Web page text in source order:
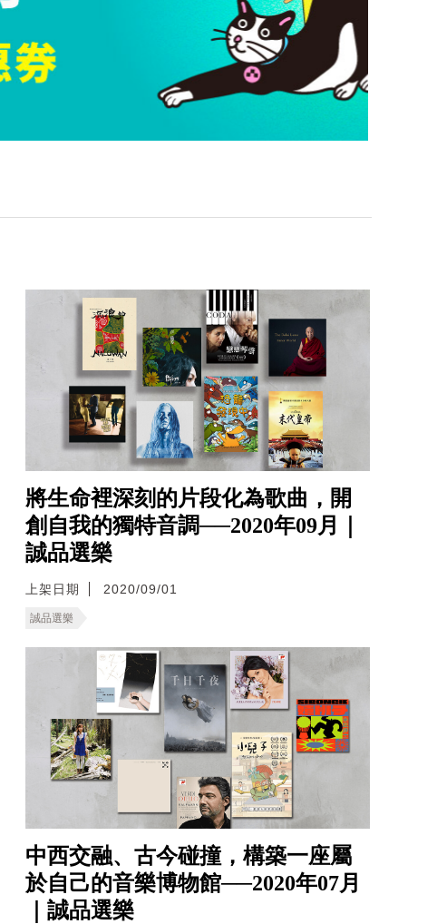
將生命裡深刻的片段化為歌曲，開
創自我的獨特音調──2020年09月｜
誠品選樂
上架日期 2020/09/01
誠品選樂
中西交融、古今碰撞，構築一座屬
於自己的音樂博物館──2020年07月
｜誠品選樂